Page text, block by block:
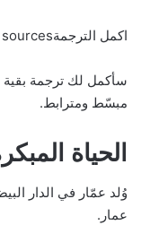
اكمل الترجمةReviewed 20 sources
سأكمل لك ترجمة بقية
مبسّط ومترابط.
الحياة
وُلد عمّار في الدار
عمار.